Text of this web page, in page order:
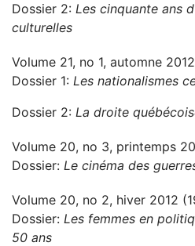
Dossier 2: Les cinquante ans
culturelles
Volume 21, no 1, automne
Dossier 1: Les nationalismes
Dossier 2: La droite
Volume 20, no 3, printemps
Dossier: Le cinéma des
Volume 20, no 2, hiver 2012
Dossier: Les femmes en
50 ans